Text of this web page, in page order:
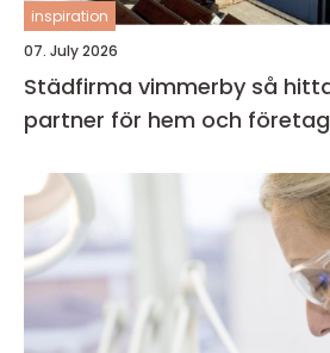
inspiration
07. July 2026
Städfirma vimmerby så hittar du rätt
partner för hem och företag